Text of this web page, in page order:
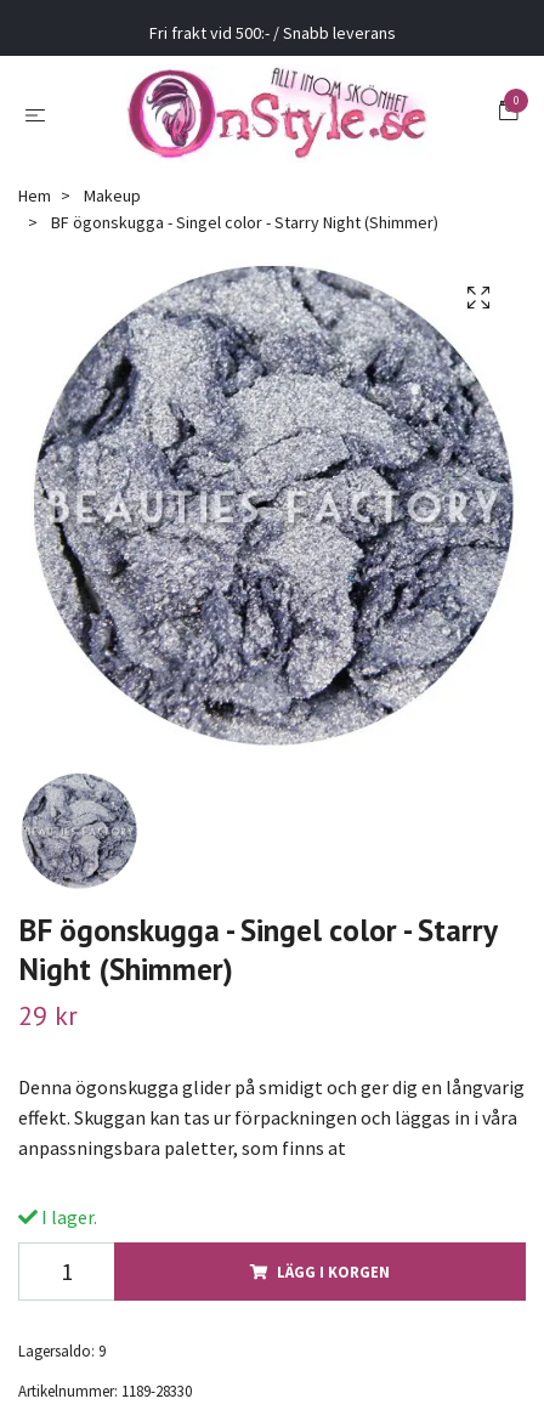
Fri frakt vid 500:- / Snabb leverans
0
Hem
Makeup
BF ögonskugga - Singel color - Starry Night (Shimmer)
BF ögonskugga - Singel color - Starry
Night (Shimmer)
29 kr
Denna ögonskugga glider på smidigt och ger dig en långvarig
effekt. Skuggan kan tas ur förpackningen och läggas in i våra
anpassningsbara paletter, som finns at
I lager.
LÄGG I KORGEN
Lagersaldo: 9
Artikelnummer: 1189-28330